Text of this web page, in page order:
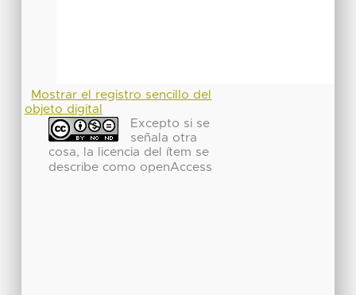
Mostrar el registro sencillo del
objeto digital
Excepto si se
señala otra
cosa, la licencia del ítem se
describe como openAccess